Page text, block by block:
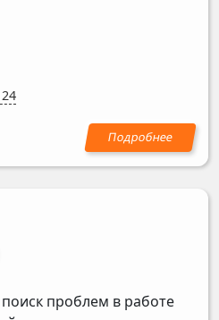
проблем в работе